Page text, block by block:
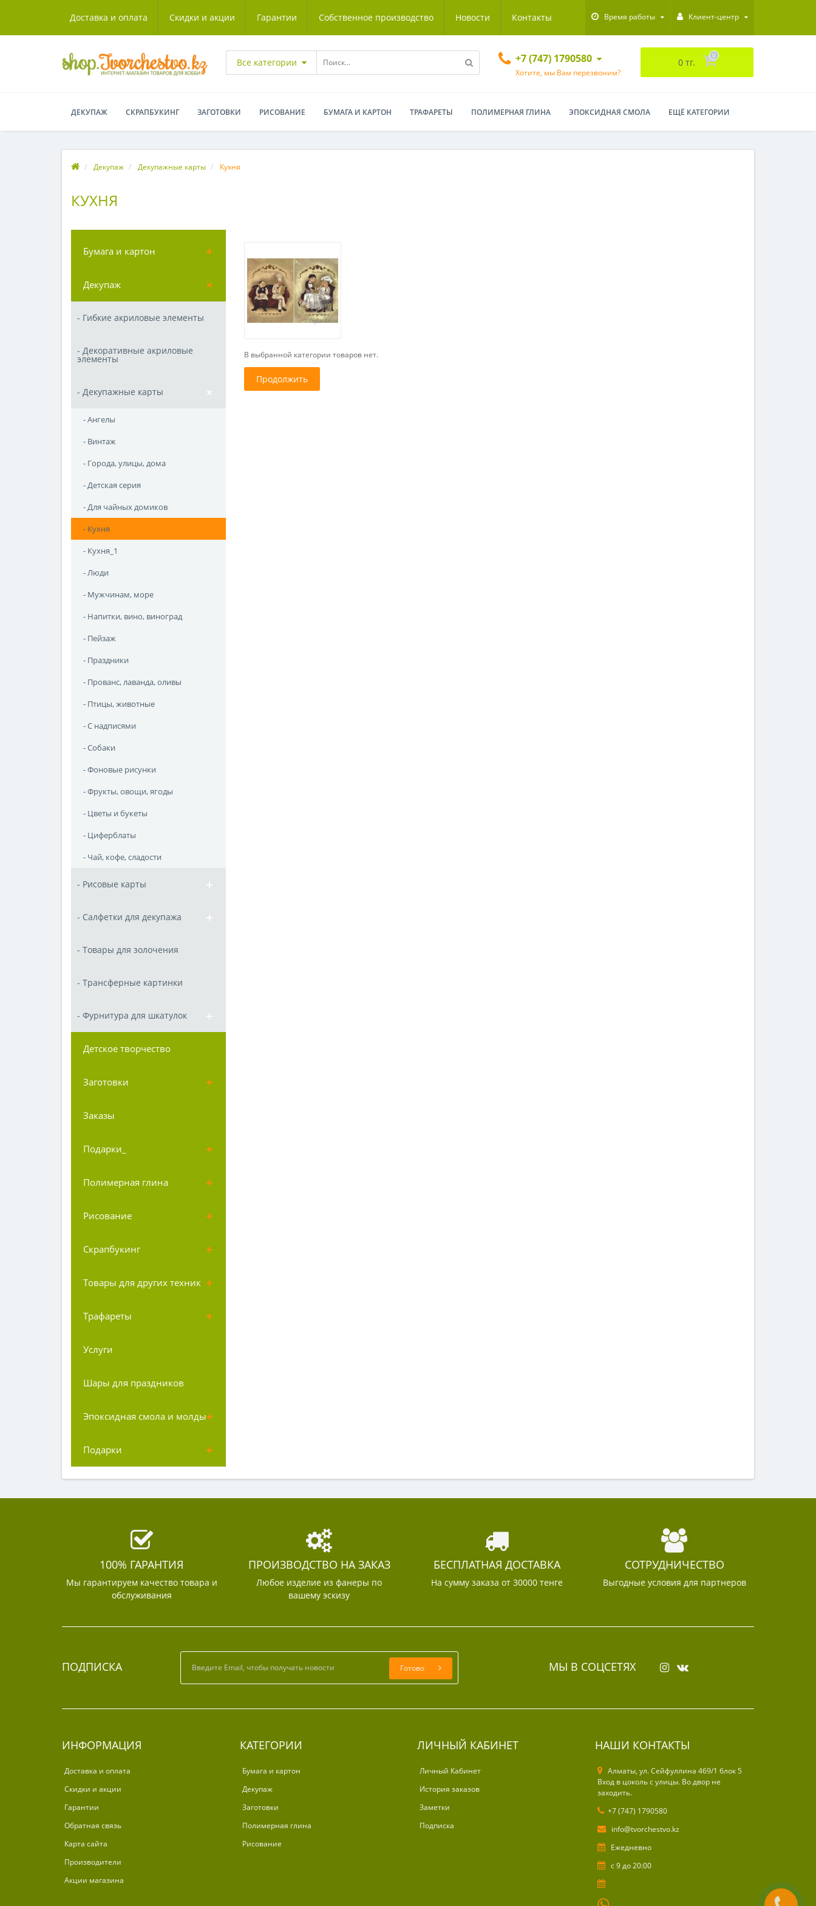
Доставка и оплата Скидки и акции Гарантии Собственное производство Новости Контакты Время работы Клиент-центр
Все категории +7 (747) 1790580
Хотите, мы Вам перезвоним?
0 тг.
0
ДЕКУПАЖ СКРАПБУКИНГ ЗАГОТОВКИ РИСОВАНИЕ БУМАГА И КАРТОН ТРАФАРЕТЫ ПОЛИМЕРНАЯ ГЛИНА ЭПОКСИДНАЯ СМОЛА ЕЩЁ КАТЕГОРИИ
Декупаж Декупажные карты Кухня
КУХНЯ
Бумага и картон
Декупаж
- Гибкие акриловые элементы
- Декоративные акриловые
элементы
- Декупажные карты
- Ангелы
- Винтаж
- Города, улицы, дома
- Детская серия
- Для чайных домиков
- Кухня
- Кухня_1
- Люди
- Мужчинам, море
- Напитки, вино, виноград
- Пейзаж
- Праздники
- Прованс, лаванда, оливы
- Птицы, животные
- С надписями
- Собаки
- Фоновые рисунки
- Фрукты, овощи, ягоды
- Цветы и букеты
- Циферблаты
- Чай, кофе, сладости
- Рисовые карты
- Салфетки для декупажа
- Товары для золочения
- Трансферные картинки
- Фурнитура для шкатулок
Детское творчество
Заготовки
Заказы
Подарки_
Полимерная глина
Рисование
Скрапбукинг
Товары для других техник
Трафареты
Услуги
Шары для праздников
Эпоксидная смола и молды
Подарки
В выбранной категории товаров нет.
Продолжить
100% ГАРАНТИЯ
Мы гарантируем качество товара и
обслуживания
ПРОИЗВОДСТВО НА ЗАКАЗ
Любое изделие из фанеры по
вашему эскизу
БЕСПЛАТНАЯ ДОСТАВКА
На сумму заказа от 30000 тенге
СОТРУДНИЧЕСТВО
Выгодные условия для партнеров
ПОДПИСКА Готово МЫ В СОЦСЕТЯХ
ИНФОРМАЦИЯ
Доставка и оплата
Скидки и акции
Гарантии
Обратная связь
Карта сайта
Производители
Акции магазина
КАТЕГОРИИ
Бумага и картон
Декупаж
Заготовки
Полимерная глина
Рисование
ЛИЧНЫЙ КАБИНЕТ
Личный Кабинет
История заказов
Заметки
Подписка
НАШИ КОНТАКТЫ
Алматы, ул. Cейфуллина 469/1 блок 5
Вход в цоколь с улицы. Во двор не
заходить.
+7 (747) 1790580
info@tvorchestvo.kz
Ежедневно
с 9 до 20:00